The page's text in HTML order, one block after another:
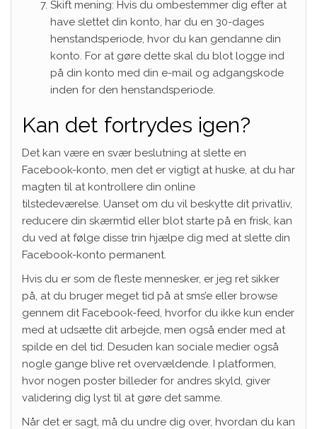
Skift mening: Hvis du ombestemmer dig efter at
have slettet din konto, har du en 30-dages
henstandsperiode, hvor du kan gendanne din
konto. For at gøre dette skal du blot logge ind
på din konto med din e-mail og adgangskode
inden for den henstandsperiode.
Kan det fortrydes igen?
Det kan være en svær beslutning at slette en
Facebook-konto, men det er vigtigt at huske, at du har
magten til at kontrollere din online
tilstedeværelse. Uanset om du vil beskytte dit privatliv,
reducere din skærmtid eller blot starte på en frisk, kan
du ved at følge disse trin hjælpe dig med at slette din
Facebook-konto permanent.
Hvis du er som de fleste mennesker, er jeg ret sikker
på, at du bruger meget tid på at sms’e eller browse
gennem dit Facebook-feed, hvorfor du ikke kun ender
med at udsætte dit arbejde, men også ender med at
spilde en del tid. Desuden kan sociale medier også
nogle gange blive ret overvældende. I platformen,
hvor nogen poster billeder for andres skyld, giver
validering dig lyst til at gøre det samme.
Når det er sagt, må du undre dig over, hvordan du kan